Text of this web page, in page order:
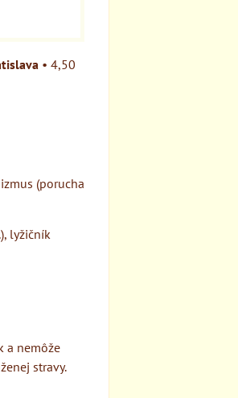
• 4,50
(porucha
lyžičník
a nemôže
stravy.